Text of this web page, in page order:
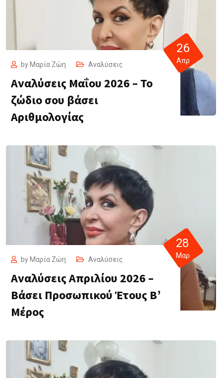
by Μαρία Ζώη Αναλύσεις
Αναλύσεις Μαΐου 2026 – Το
ζώδιο σου βάσει
Αριθμολογίας
26
Απρ
by Μαρία Ζώη Αναλύσεις
Αναλύσεις Απριλίου 2026 –
Βάσει Προσωπικού Έτους Β’
Μέρος
28
Μαρ